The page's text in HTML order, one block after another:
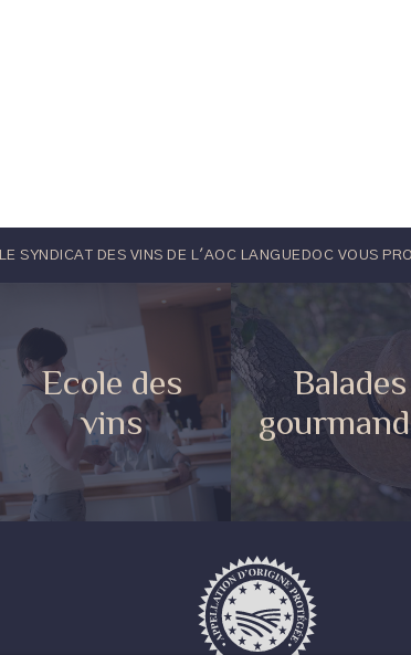
LE SYNDICAT DES VINS DE L'AOC LANGUEDOC VOUS
Ecole des
vins
Balades